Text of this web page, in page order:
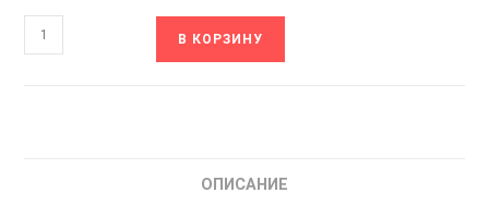
Количество
товара
В КОРЗИНУ
ОПИСАНИЕ